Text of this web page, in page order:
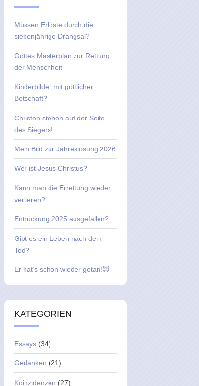
Müssen Erlöste durch die
siebenjährige Drangsal?
Gottes Masterplan zur Rettung
der Menschheit
Kinderbilder mit göttlicher
Botschaft?
Christen stehen auf der Seite
des Siegers!
Mein Bild zur Jahreslosung 2026
Wer ist Jesus Christus?
Kann man die Errettung wieder
verlieren?
Entrückung 2025 ausgefallen?
Gibt es ein Leben nach dem
Tod?
Er hat’s schon wieder getan!😇
KATEGORIEN
Essays (34)
Gedanken (21)
Koinzidenzen (27)